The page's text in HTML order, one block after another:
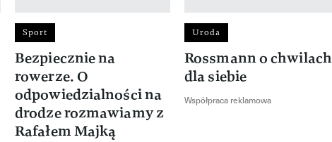
Sport
Bezpiecznie na
rowerze. O
odpowiedzialności na
drodze rozmawiamy z
Rafałem Majką
Uroda
Rossmann o chwilach
dla siebie
Współpraca reklamowa